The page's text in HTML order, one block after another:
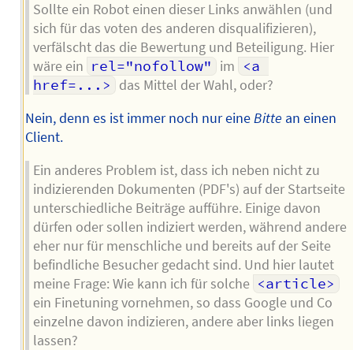
Sollte ein Robot einen dieser Links anwählen (und
sich für das voten des anderen disqualifizieren),
verfälscht das die Bewertung und Beteiligung. Hier
wäre ein rel="nofollow" im <a
href=...> das Mittel der Wahl, oder?
Nein, denn es ist immer noch nur eineBitte an einen
Client.
Ein anderes Problem ist, dass ich neben nicht zu
indizierenden Dokumenten (PDF's) auf der Startseite
unterschiedliche Beiträge aufführe. Einige davon
dürfen oder sollen indiziert werden, während andere
eher nur für menschliche und bereits auf der Seite
befindliche Besucher gedacht sind. Und hier lautet
meine Frage: Wie kann ich für solche <article>
ein Finetuning vornehmen, so dass Google und Co
einzelne davon indizieren, andere aber links liegen
lassen?